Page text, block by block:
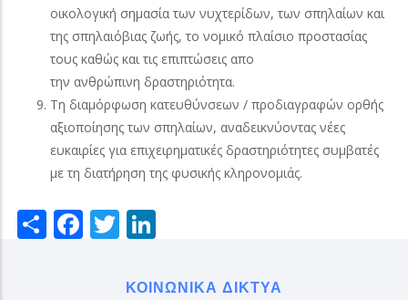
οικολογική σημασία των νυχτερίδων, των σπηλαίων και
της σπηλαιόβιας ζωής, το νομικό πλαίσιο προστασίας
τους καθώς και τις επιπτώσεις απο
την ανθρώπινη δραστηριότητα.
Τη διαμόρφωση κατευθύνσεων / προδιαγραφών ορθής
αξιοποίησης των σπηλαίων, αναδεικνύοντας νέες
ευκαιρίες για επιχειρηματικές δραστηριότητες συμβατές
με τη διατήρηση της φυσικής κληρονομιάς.
ShareFacebook
Twitter
ΚΟΙΝΩΝΙΚΆ ΔΊΚΤΥΑ